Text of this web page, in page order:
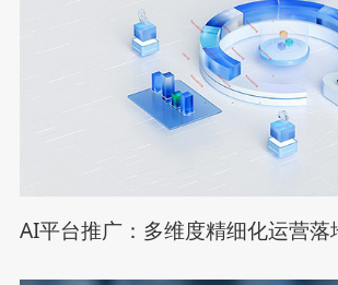
AI平台推广：多维度精细化运营落